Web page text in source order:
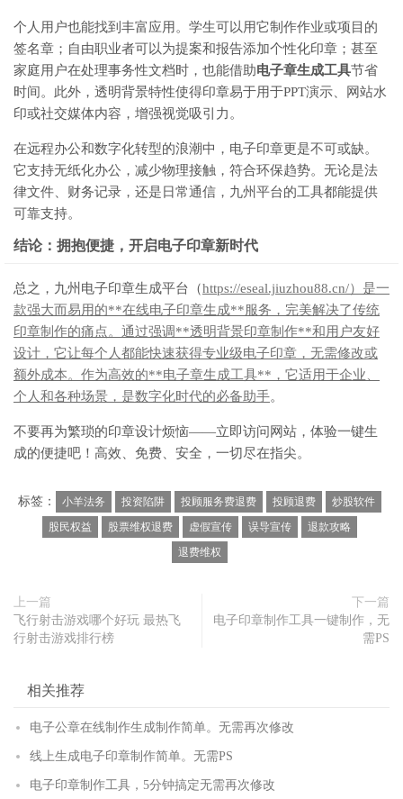
个人用户也能找到丰富应用。学生可以用它制作作业或项目的
签名章；自由职业者可以为提案和报告添加个性化印章；甚至
家庭用户在处理事务性文档时，也能借助电子章生成工具节省
时间。此外，透明背景特性使得印章易于用于PPT演示、网站水
印或社交媒体内容，增强视觉吸引力。
在远程办公和数字化转型的浪潮中，电子印章更是不可或缺。
它支持无纸化办公，减少物理接触，符合环保趋势。无论是法
律文件、财务记录，还是日常通信，九州平台的工具都能提供
可靠支持。
结论：拥抱便捷，开启电子印章新时代
总之，九州电子印章生成平台（https://eseal.jiuzhou88.cn/）是一
款强大而易用的**在线电子印章生成**服务，完美解决了传统
印章制作的痛点。通过强调**透明背景印章制作**和用户友好
设计，它让每个人都能快速获得专业级电子印章，无需修改或
额外成本。作为高效的**电子章生成工具**，它适用于企业、
个人和各种场景，是数字化时代的必备助手。
不要再为繁琐的印章设计烦恼——立即访问网站，体验一键生
成的便捷吧！高效、免费、安全，一切尽在指尖。
标签： 小羊法务 投资陷阱 投顾服务费退费 投顾退费
炒股软件
股民权益
股票维权退费 虚假宣传 误导宣传
退款攻略
退费维权
上一篇
飞行射击游戏哪个好玩 最热飞
行射击游戏排行榜
下一篇
电子印章制作工具一键制作，无
需PS
相关推荐
电子公章在线制作生成制作简单。无需再次修改
线上生成电子印章制作简单。无需PS
电子印章制作工具，5分钟搞定无需再次修改